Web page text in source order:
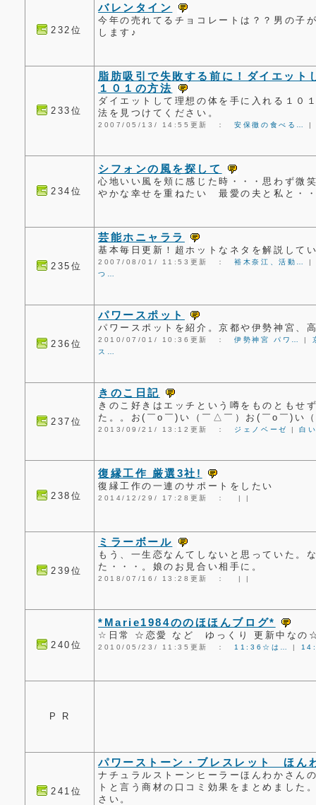
232位
バレンタイン
今年の売れてるチョコレートは？？男の子
します♪
233位
脂肪吸引で失敗する前に！ダイエット
１０１の方法
ダイエットして理想の体を手に入れる１０
法を見つけてください。
2007/05/13/ 14:55更新 ：安保徹の食べる…
234位
シフォンの風を探して
心地いい風を頬に感じた時・・・思わず
やかな幸せを重ねたい 最愛の夫と私と・
235位
芸能ホニャララ
基本毎日更新！超ホットなネタを解説して
2007/08/01/ 11:53更新 ：裕木奈江、活動…
つ…
236位
パワースポット
パワースポットを紹介。京都や伊勢神宮、
2010/07/01/ 10:36更新 ：伊勢神宮 パワ… |
ス…
237位
きのこ日記
きのこ好きはエッチという噂をものともせ
た。。お(￣o￣)い（￣△￣）お(￣o￣)い
2013/09/21/ 13:12更新 ： ジェノベーゼ |白
238位
復縁工作 厳選3社!
復縁工作の一連のサポートをしたい
2014/12/29/ 17:28更新 ： | |
239位
ミラーボール
もう、一生恋なんてしないと思っていた。
た・・・。娘のお見合い相手に。
2018/07/16/ 13:28更新 ： | |
240位
*Marie1984ののほほんブログ*
☆日常 ☆恋愛 など ゆっくり 更新中なの
2010/05/23/ 11:35更新 ： 11:36☆は… |
P R
241位
パワーストーン・ブレスレット ほ
ナチュラルストーンヒーラーほんわかさん
トと言う商材の口コミ効果をまとめました
さい。